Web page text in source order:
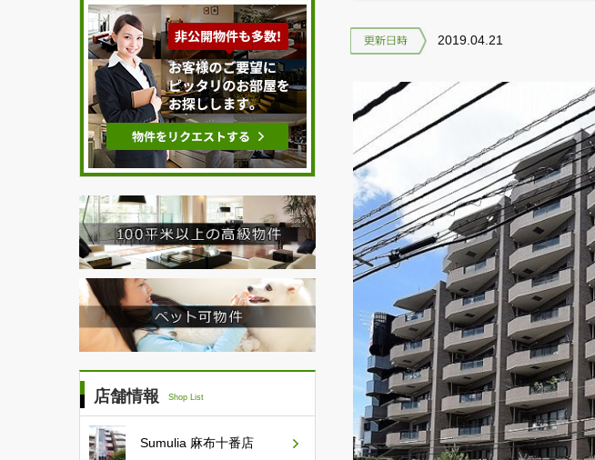
2019.04.21
店舗情報 Shop List
Sumulia 麻布十番店